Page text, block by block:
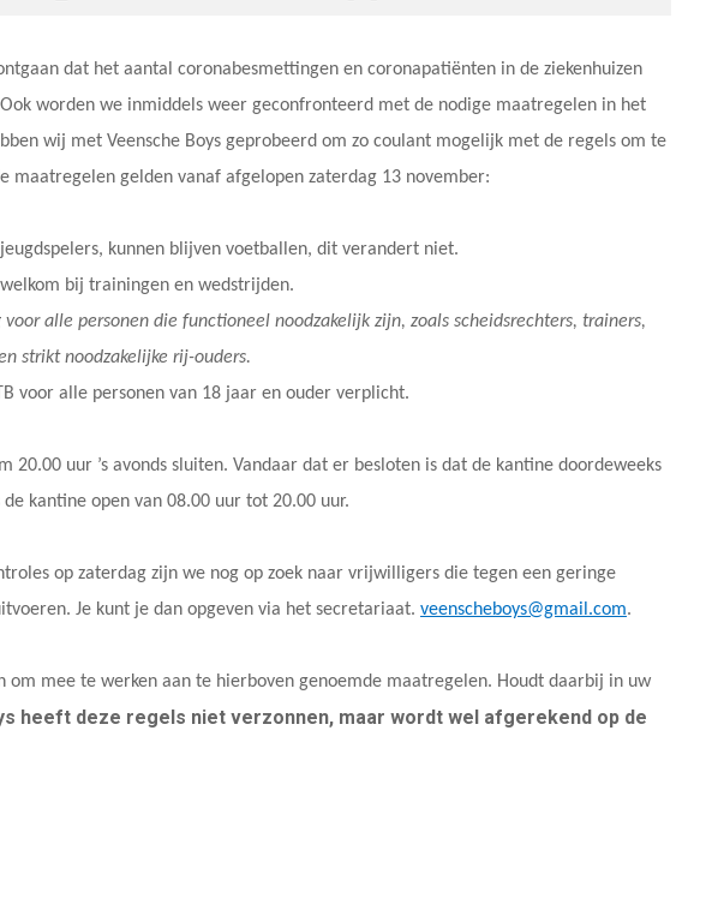
dat het aantal coronabesmettingen en coronapatiënten in de ziekenhuizen
worden we inmiddels weer geconfronteerd met de nodige maatregelen in het
wij met Veensche Boys geprobeerd om zo coulant mogelijk met de regels om te
maatregelen gelden vanaf afgelopen zaterdag 13 november:
kunnen blijven voetballen, dit verandert niet.
bij trainingen en wedstrijden.
alle personen die functioneel noodzakelijk zijn, zoals scheidsrechters, trainers,
strikt noodzakelijke rij-ouders.
voor alle personen van 18 jaar en ouder verplicht.
20.00 uur ’s avonds sluiten. Vandaar dat er besloten is dat de kantine doordeweeks
kantine open van 08.00 uur tot 20.00 uur.
op zaterdag zijn we nog op zoek naar vrijwilligers die tegen een geringe
Je kunt je dan opgeven via het secretariaat. veenscheboys@gmail.com.
om mee te werken aan te hierboven genoemde maatregelen. Houdt daarbij in uw
heeft deze regels niet verzonnen, maar wordt wel afgerekend op de